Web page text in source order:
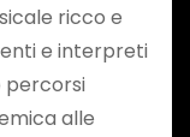
ricco e
e interpreti
percorsi
alle